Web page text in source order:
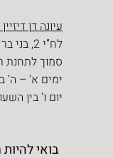
עיונה דן
לח”י 2, בני ברק
סמוך לתחנת
ימים א’ – ה’ בין
יום ו’ בין השעות 09:30 –
בואי